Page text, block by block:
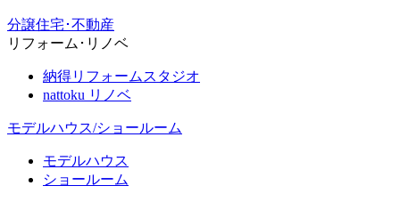
分譲住宅･不動産
リフォーム･リノベ
納得リフォームスタジオ
nattoku リノベ
モデルハウス/ショールーム
モデルハウス
ショールーム